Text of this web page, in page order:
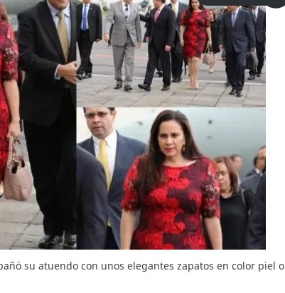
su atuendo con unos elegantes zapatos en color piel o